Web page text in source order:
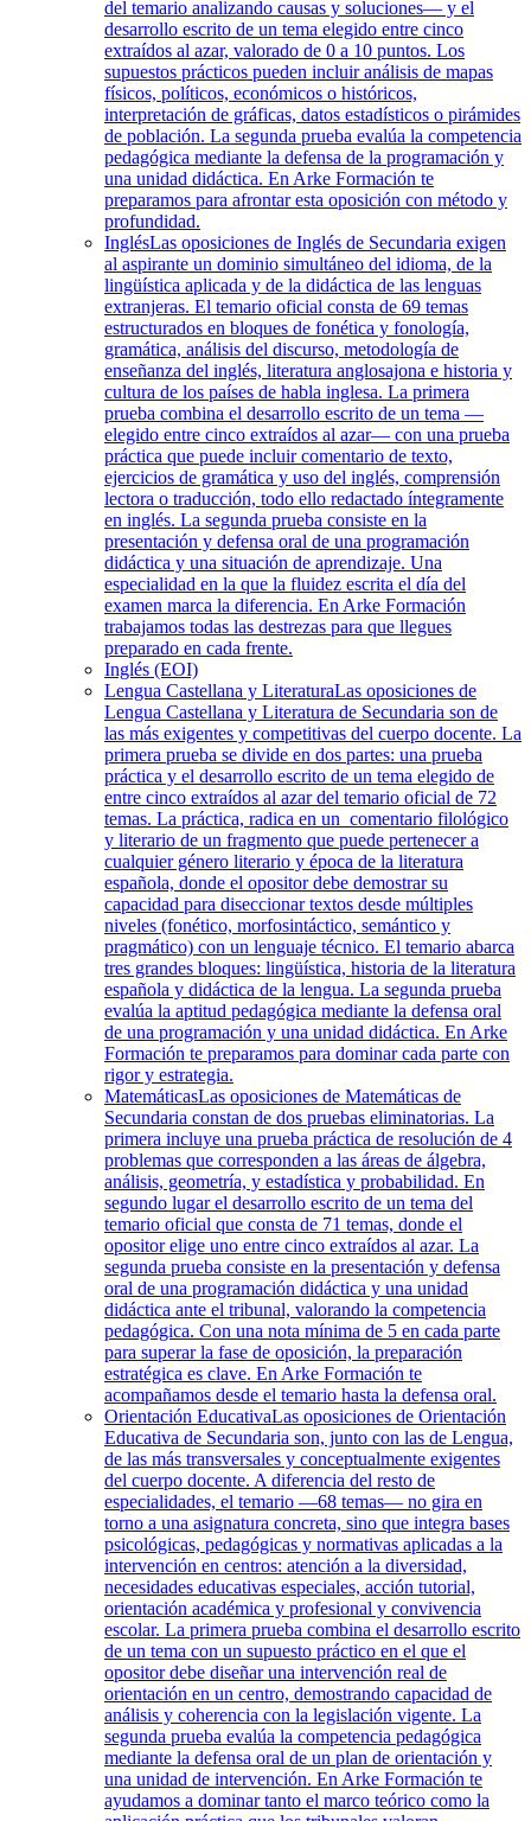
del temario analizando causas y soluciones— y el
desarrollo escrito de un tema elegido entre cinco
extraídos al azar, valorado de 0 a 10 puntos. Los
supuestos prácticos pueden incluir análisis de mapas
físicos, políticos, económicos o históricos,
interpretación de gráficas, datos estadísticos o pirámides
de población. La segunda prueba evalúa la competencia
pedagógica mediante la defensa de la programación y
una unidad didáctica. En Arke Formación te
preparamos para afrontar esta oposición con método y
profundidad.
InglésLas oposiciones de Inglés de Secundaria exigen
al aspirante un dominio simultáneo del idioma, de la
lingüística aplicada y de la didáctica de las lenguas
extranjeras. El temario oficial consta de 69 temas
estructurados en bloques de fonética y fonología,
gramática, análisis del discurso, metodología de
enseñanza del inglés, literatura anglosajona e historia y
cultura de los países de habla inglesa. La primera
prueba combina el desarrollo escrito de un tema —
elegido entre cinco extraídos al azar— con una prueba
práctica que puede incluir comentario de texto,
ejercicios de gramática y uso del inglés, comprensión
lectora o traducción, todo ello redactado íntegramente
en inglés. La segunda prueba consiste en la
presentación y defensa oral de una programación
didáctica y una situación de aprendizaje. Una
especialidad en la que la fluidez escrita el día del
examen marca la diferencia. En Arke Formación
trabajamos todas las destrezas para que llegues
preparado en cada frente.
Inglés (EOI)
Lengua Castellana y LiteraturaLas oposiciones de
Lengua Castellana y Literatura de Secundaria son de
las más exigentes y competitivas del cuerpo docente. La
primera prueba se divide en dos partes: una prueba
práctica y el desarrollo escrito de un tema elegido de
entre cinco extraídos al azar del temario oficial de 72
temas. La práctica, radica en un comentario filológico
y literario de un fragmento que puede pertenecer a
cualquier género literario y época de la literatura
española, donde el opositor debe demostrar su
capacidad para diseccionar textos desde múltiples
niveles (fonético, morfosintáctico, semántico y
pragmático) con un lenguaje técnico. El temario abarca
tres grandes bloques: lingüística, historia de la literatura
española y didáctica de la lengua. La segunda prueba
evalúa la aptitud pedagógica mediante la defensa oral
de una programación y una unidad didáctica. En Arke
Formación te preparamos para dominar cada parte con
rigor y estrategia.
MatemáticasLas oposiciones de Matemáticas de
Secundaria constan de dos pruebas eliminatorias. La
primera incluye una prueba práctica de resolución de 4
problemas que corresponden a las áreas de álgebra,
análisis, geometría, y estadística y probabilidad. En
segundo lugar el desarrollo escrito de un tema del
temario oficial que consta de 71 temas, donde el
opositor elige uno entre cinco extraídos al azar. La
segunda prueba consiste en la presentación y defensa
oral de una programación didáctica y una unidad
didáctica ante el tribunal, valorando la competencia
pedagógica. Con una nota mínima de 5 en cada parte
para superar la fase de oposición, la preparación
estratégica es clave. En Arke Formación te
acompañamos desde el temario hasta la defensa oral.
Orientación EducativaLas oposiciones de Orientación
Educativa de Secundaria son, junto con las de Lengua,
de las más transversales y conceptualmente exigentes
del cuerpo docente. A diferencia del resto de
especialidades, el temario —68 temas— no gira en
torno a una asignatura concreta, sino que integra bases
psicológicas, pedagógicas y normativas aplicadas a la
intervención en centros: atención a la diversidad,
necesidades educativas especiales, acción tutorial,
orientación académica y profesional y convivencia
escolar. La primera prueba combina el desarrollo escrito
de un tema con un supuesto práctico en el que el
opositor debe diseñar una intervención real de
orientación en un centro, demostrando capacidad de
análisis y coherencia con la legislación vigente. La
segunda prueba evalúa la competencia pedagógica
mediante la defensa oral de un plan de orientación y
una unidad de intervención. En Arke Formación te
ayudamos a dominar tanto el marco teórico como la